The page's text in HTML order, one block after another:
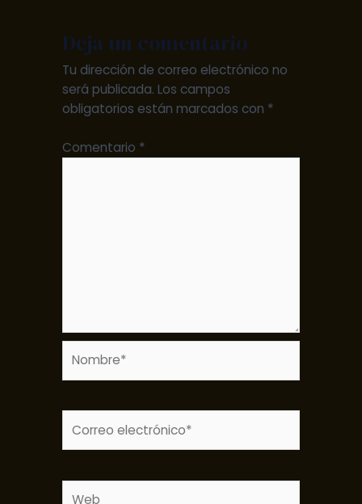
Deja un comentario
Tu dirección de correo electrónico no
será publicada. Los campos
obligatorios están marcados con *
Comentario *
electrónico*